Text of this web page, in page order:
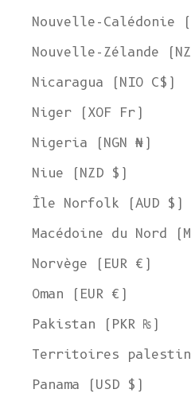
Nouvelle-Calédonie
Nouvelle-Zélande
Nicaragua (NIO C$)
Niger (XOF Fr)
Nigeria (NGN ₦)
Niue (NZD $)
Île Norfolk (AUD $)
Macédoine du Nord
Norvège (EUR €)
Oman (EUR €)
Pakistan (PKR ₨)
Territoires
Panama (USD $)